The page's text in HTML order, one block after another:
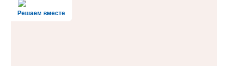
Решаем вместе